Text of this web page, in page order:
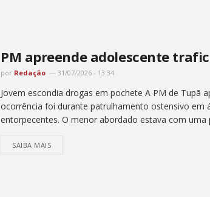
PM apreende adolescente
por Redação 31/07/2026 - 13:34
Jovem escondia drogas em pochete A PM de Tupã
ocorrência foi durante patrulhamento ostensivo em
entorpecentes. O menor abordado estava com uma
SAIBA MAIS